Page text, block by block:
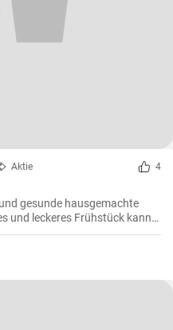
Aktie 4
gesunde hausgemachte
und leckeres Frühstück kann